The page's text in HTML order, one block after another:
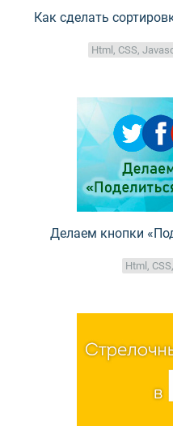
Как сделать
Html, CSS,
Делаем кнопки
Html,